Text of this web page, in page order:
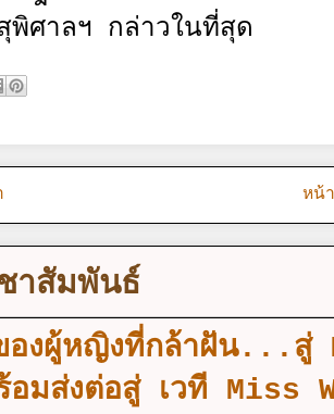
ศาลฯ กล่าวในที่สุด
หน้
าสัมพันธ์
องผู้หญิงที่กล้าฝัน...
อมส่งต่อสู่ เวที